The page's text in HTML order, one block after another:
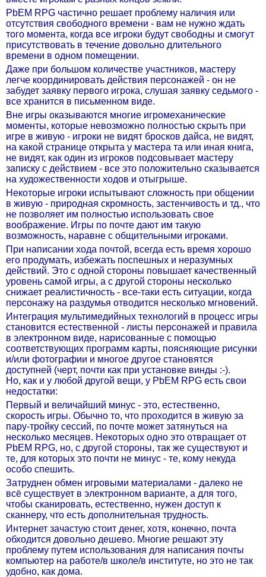
PbEM RPG частично решает проблему наличия или
отсутствия свободного времени - вам не нужно ждать
того момента, когда все игроки будут свободны и смогут
присутствовать в течение довольно длительного
времени в одном помещении.
Даже при большом количестве участников, мастеру
легче координировать действия персонажей - он не
забудет заявку первого игрока, слушая заявку седьмого -
все хранится в письменном виде.
Вне игры оказываются многие игромеханические
моменты, которые невозможно полностью скрыть при
игре в живую - игроки не видят бросков дайса, не видят,
на какой странице открыта у мастера та или иная книга,
не видят, как один из игроков подсовывает мастеру
записку с действием - все это положительно сказывается
на художественности ходов и отыгрыше.
Некоторые игроки испытывают сложность при общении
в живую - природная скромность, застенчивость и тд., что
не позволяет им полностью использовать свое
воображение. Игры по почте дают им такую
возможность, наравне с общительными игроками.
При написании хода почтой, всегда есть время хорошо
его продумать, избежать поспешных и неразумных
действий. Это с одной стороны повышает качественный
уровень самой игры, а с другой стороны несколько
снижает реалистичность - все-таки есть ситуации, когда
персонажу на раздумья отводится несколько мгновений.
Интеграция мультимедийных технологий в процесс игры
становится естественной - листы персонажей и правила
в электронном виде, нарисованные с помощью
соответствующих программ карты, поясняющие рисунки
и/или фотографии и многое другое становятся
доступней (черт, почти как при установке винды :-).
Но, как и у любой другой вещи, у PbEM RPG есть свои
недостатки:
Первый и величайший минус - это, естественно,
скорость игры. Обычно то, что проходится в живую за
пару-тройку сессий, по почте может затянуться на
несколько месяцев. Некоторых одно это отвращает от
PbEM RPG, но, с другой стороны, так же существуют и
те, для которых это почти не минус - те, кому некуда
особо спешить.
Затруднен обмен игровыми материалами - далеко не
всё существует в электронном варианте, а для того,
чтобы сканировать, естественно, нужен доступ к
сканнеру, что есть дополнительная трудность.
Интернет зачастую стоит денег, хотя, конечно, почта
обходится довольно дешево. Многие решают эту
проблему путем использования для написания почты
компьютер на работе/в школе/в институте, но это не так
удобно, как дома.